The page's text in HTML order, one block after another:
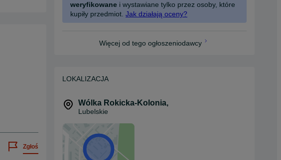
Zgłoś
weryfikowane i wystawiane tylko przez osoby, które
kupiły przedmiot. Jak działają oceny?
Więcej od tego ogłoszeniodawcy
LOKALIZACJA
Wólka Rokicka-Kolonia,
Lubelskie